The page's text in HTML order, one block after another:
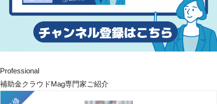
Professional
補助金クラウドMag専門家ご紹介